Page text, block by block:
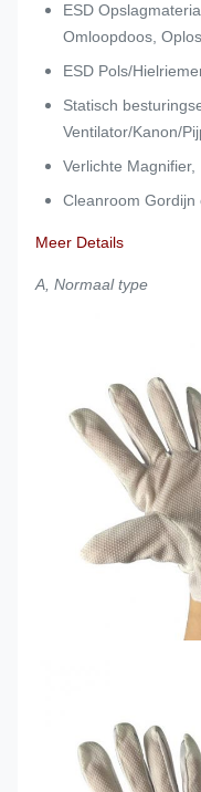
ESD
Omloopdoos,
ESD Pols/
Statisch
Ventilator/Kanon/
Verlichte Magnifier,
Cleanroom Gordijn
Meer Details
A, Normaal type